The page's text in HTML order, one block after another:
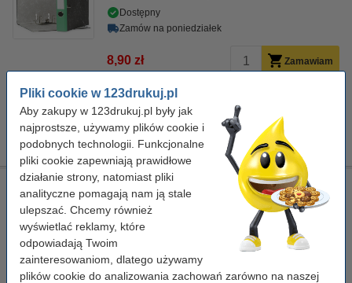
Pliki cookie w 123drukuj.pl
Aby zakupy w 123drukuj.pl były jak
najprostsze, używamy plików cookie i
podobnych technologii. Funkcjonalne
pliki cookie zapewniają prawidłowe
działanie strony, natomiast pliki
analityczne pomagają nam ją stale
ulepszać. Chcemy również
wyświetlać reklamy, które
odpowiadają Twoim
zainteresowaniom, dlatego używamy
plików cookie do analizowania zachowań zarówno na naszej
Dostępny
Zamów na poniedziałek
8,90 zł Zamawiam
Segregator A4 kartonowy żółty 50 mm, 123drukuj
123drukuj karton
Kliknij i sprawdź całą specyfikacje
Dostępny
Zamów na poniedziałek